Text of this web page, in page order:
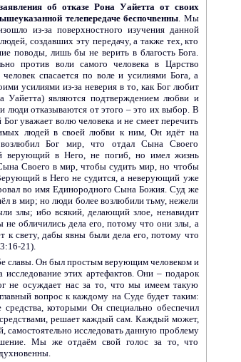
заявления об отказе Рона Уайетта от своих
телепередаче беспочвенны . Мы
из-за поверхностного изучения данной
создавших эту передачу, а также тех, кто
поводы, лишь бы не верить в благость Бога.
против воли самого человека в Царство
спасается по воле и усилиями Бога, а
усилиями из-за неверия в то, как Бог любит
Уайетта) являются подтверждением любви и
люди отказываются от этого – это их выбор. В
уважает волю человека и не смеет перечить
людей в своей любви к ним, Он идёт на
Бог мир, что отдал Сына Своего
верующий в Него, не погиб, но имел жизнь
Своего в мир, чтобы судить мир, но чтобы
в Него не судится, а неверующий уже
во имя Единородного Сына Божия. Суд же
в мир; но люди более возлюбили тьму, нежели
злы; ибо всякий, делающий злое, ненавидит
не обличились дела его, потому что они злы, а
к свету, дабы явны были дела его, потому что
21).
славы. Он был простым верующим человеком и
этих артефактов. Они – подарок
не осуждает нас за то, что мы имеем такую
вопрос к каждому на Суде будет таким:
которыми Он специально обеспечил
решает каждый сам. Каждый может,
самостоятельно исследовать данную проблему
Мы же отдаём свой голос за то, что